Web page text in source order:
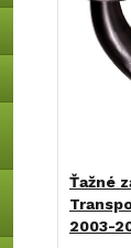
Ťažné
2003-